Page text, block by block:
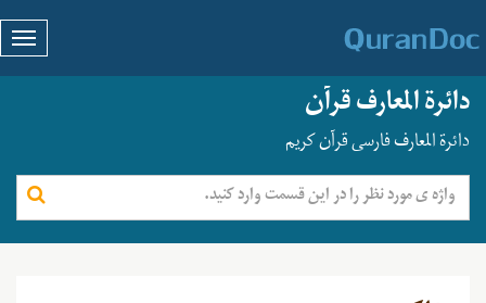
دائرة المعارف قرآن
دائرة المعارف فارسی قرآن کریم